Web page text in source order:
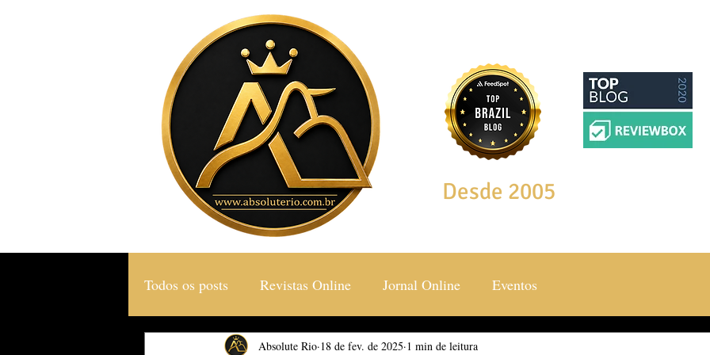
Desde 2005
Todos os posts Revistas Online Jornal Online Eventos
Gastronomia & Turismo Social & Estilos Saúde & Bem Estar
Absolute Rio 18 de fev. de 2025 1 min de leitura